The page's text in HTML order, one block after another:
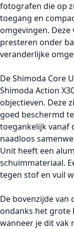
fotografen die op
toegang en
omgevingen.
presteren onder
veranderlijke
De Shimoda Core
Shimoda Action
objectieven. Deze
goed beschermd
toegankelijk vanaf
naadloos
Unit heeft een
schuimmateriaal.
tegen stof en vuil
De bovenzijde
ondanks het grote
wanneer je dit vak